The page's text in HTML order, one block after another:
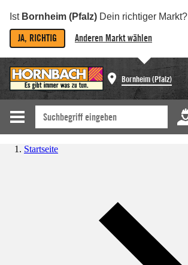
Ist Bornheim (Pfalz) Dein richtiger Markt?
JA, RICHTIG Anderen Markt wählen
Bornheim (Pfalz)
Startseite